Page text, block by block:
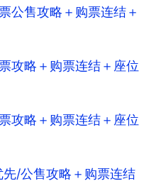
公售攻略＋购票连结＋
攻略＋购票连结＋座位
攻略＋购票连结＋座位
/公售攻略＋购票连结